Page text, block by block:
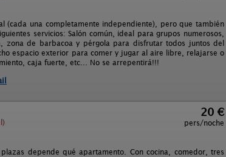
(cada una completamente independiente), pero que también
servicios: Salón común, ideal para grupos numerosos,
zona de barbacoa y pérgola para disfrutar todos juntos del
espacio exterior para comer y jugar al aire libre, relajarse o
caja fuerte, etc... No se arrepentirá!!!
20 €
pers/noche
depende qué apartamento. Con cocina, comedor, tres